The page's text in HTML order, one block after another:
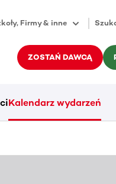
Firmy & inne
ZOSTAŃ DAWCĄ
Kalendarz wydarzeń